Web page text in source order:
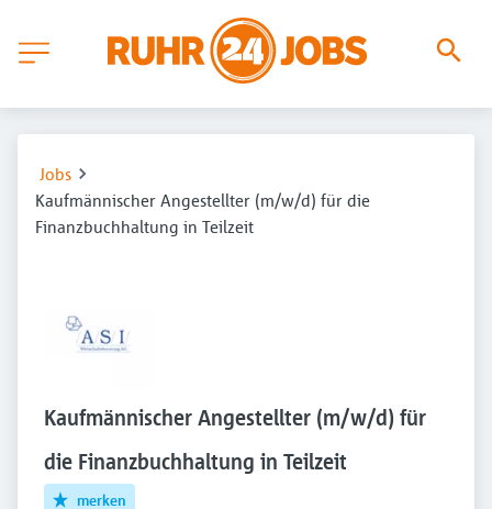
Jobs
Kaufmännischer Angestellter (m/w/d) für die
Finanzbuchhaltung in Teilzeit
Kaufmännischer Angestellter (m/w/d) für
die Finanzbuchhaltung in Teilzeit
merken